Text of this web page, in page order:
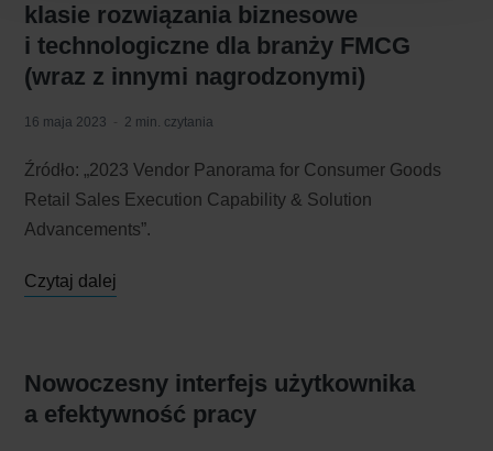
Dowiedz się więcej o tym, jak Google przetwarza dane
osobowehttps://business.safety.google/privacy/
klasie rozwiązania biznesowe
i technologiczne dla branży FMCG
(wraz z innymi nagrodzonymi)
16 maja 2023 2 min. czytania
Źródło: „2023 Vendor Panorama for Consumer Goods
Retail Sales Execution Capability & Solution
Advancements”.
Czytaj dalej
Nowoczesny interfejs użytkownika
a efektywność pracy